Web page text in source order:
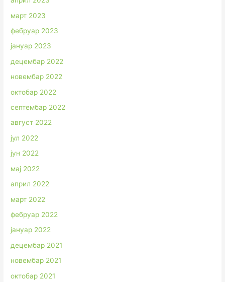
март 2023
фебруар 2023
јануар 2023
децембар 2022
новембар 2022
октобар 2022
септембар 2022
август 2022
јул 2022
јун 2022
мај 2022
април 2022
март 2022
фебруар 2022
јануар 2022
децембар 2021
новембар 2021
октобар 2021